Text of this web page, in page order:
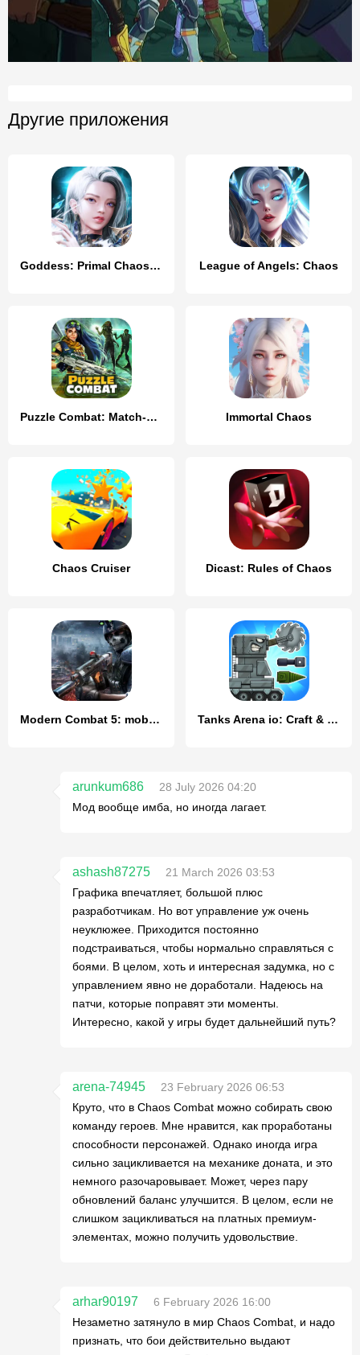
Другие приложения
Goddess: Primal Chaos - MMORPG League of Angels: Chaos
Puzzle Combat: Match-3 RPG Immortal Chaos
Chaos Cruiser Dicast: Rules of Chaos
Modern Combat 5: mobile FPS Tanks Arena io: Craft & Combat
arunkum686
28 July 2026 04:20
Мод вообще имба, но иногда лагает.
ashash87275
21 March 2026 03:53
Графика впечатляет, большой плюс
разработчикам. Но вот управление уж очень
неуклюжее. Приходится постоянно
подстраиваться, чтобы нормально справляться с
боями. В целом, хоть и интересная задумка, но с
управлением явно не доработали. Надеюсь на
патчи, которые поправят эти моменты.
Интересно, какой у игры будет дальнейший путь?
arena-74945
23 February 2026 06:53
Круто, что в Chaos Combat можно собирать свою
команду героев. Мне нравится, как проработаны
способности персонажей. Однако иногда игра
сильно зацикливается на механике доната, и это
немного разочаровывает. Может, через пару
обновлений баланс улучшится. В целом, если не
слишком зацикливаться на платных премиум-
элементах, можно получить удовольствие.
arhar90197
6 February 2026 16:00
Незаметно затянуло в мир Chaos Combat, и надо
признать, что бои действительно выдают